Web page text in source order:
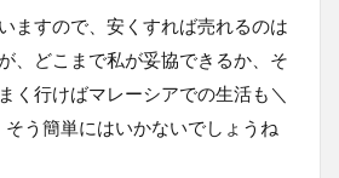
ますので、安くすれば売れるのは
、どこまで私が妥協できるか、そ
く行けばマレーシアでの生活も＼
う簡単にはいかないでしょうね